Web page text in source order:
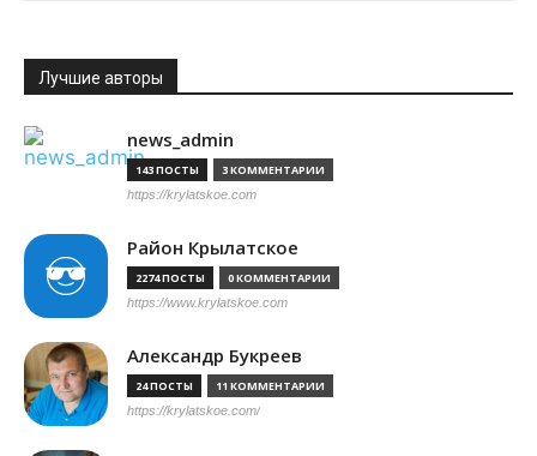
Лучшие авторы
news_admin
143 ПОСТЫ 3 КОММЕНТАРИИ
https://krylatskoe.com
Район Крылатское
2274 ПОСТЫ 0 КОММЕНТАРИИ
https://www.krylatskoe.com
Александр Букреев
24 ПОСТЫ 11 КОММЕНТАРИИ
https://krylatskoe.com/